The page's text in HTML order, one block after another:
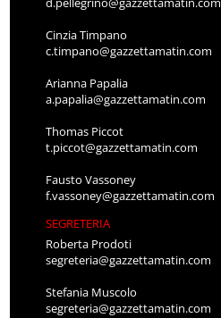
Cinzia Timpano
c.timpano@gazzettamatin.com
Arianna Papalia
a.papalia@gazzettamatin.com
Thomas Piccot
t.piccot@gazzettamatin.com
Fausto Vassoney
f.vassoney@gazzettamatin.com
SEGRETERIA
Roberta Prodoti
segreteria@gazzettamatin.com
Stefania Muscolo
segreteria@gazzettamatin.com